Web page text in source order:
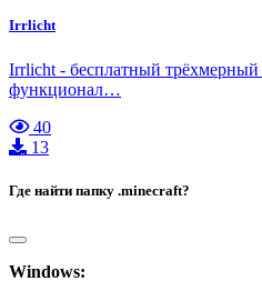
Irrlicht
Irrlicht - бесплатный трёхмерный
функционал…
40
13
Где найти папку .minecraft?
Windows: